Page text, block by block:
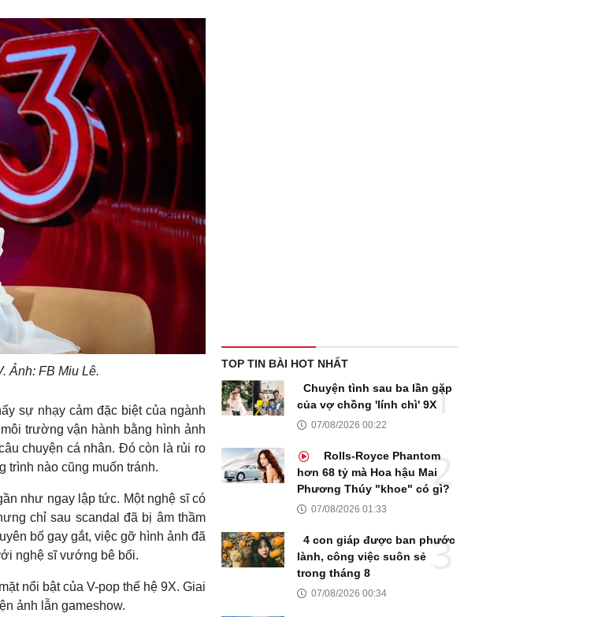
Ảnh: FB Miu Lê.
sự nhạy cảm đặc biệt của ngành
trường vận hành bằng hình ảnh
chuyện cá nhân. Đó còn là rủi ro
trình nào cũng muốn tránh.
như ngay lập tức. Một nghệ sĩ có
chỉ sau scandal đã bị âm thầm
bố gay gắt, việc gỡ hình ảnh đã
nghệ sĩ vướng bê bối.
nổi bật của V-pop thế hệ 9X. Giai
ảnh lẫn gameshow.
TOP TIN BÀI HOT NHẤT
Chuyện tình sau ba lần gặp
của vợ chồng 'lính chì' 9X
07/08/2026 00:22
Rolls-Royce Phantom
hơn 68 tỷ mà Hoa hậu Mai
Phương Thúy "khoe" có gì?
07/08/2026 01:33
4 con giáp được ban phước
lành, công việc suôn sẻ
trong tháng 8
07/08/2026 00:34